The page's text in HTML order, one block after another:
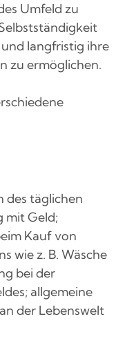
Umfeld zu
langfristig ihre
zu ermöglichen.
des täglichen
mit Geld;
Kauf von
wie z. B. Wäsche
bei der
allgemeine
der Lebenswelt